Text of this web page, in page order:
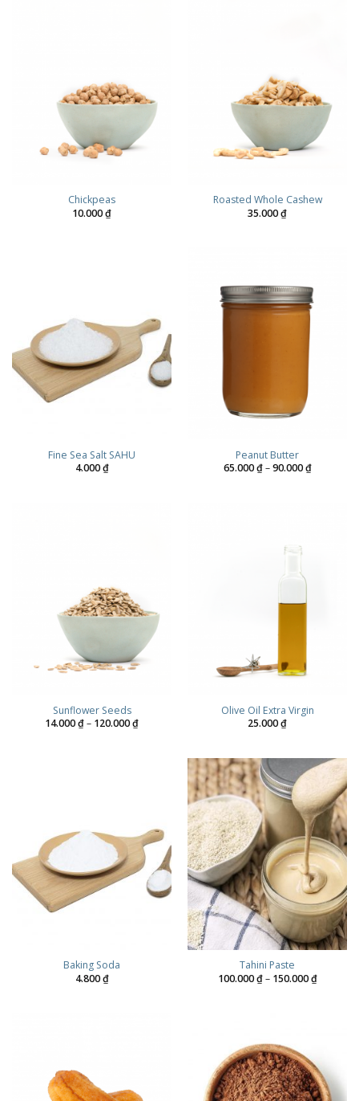
Chickpeas
10.000₫
Roasted Whole Cashew
35.000₫
Fine Sea Salt SAHU
4.000₫
Peanut Butter
65.000₫ – 90.000₫Price
range:
Sunflower Seeds
14.000₫– 120.000₫Price
Olive Oil Extra Virgin
25.000₫
Baking Soda
4.800₫
Tahini Paste
100.000₫ – 150.000₫Price
range: